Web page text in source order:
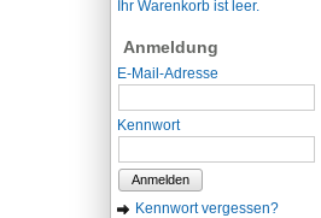
Ihr Warenkorb ist leer.
Anmeldung
E-Mail-Adresse
Kennwort
Anmelden
Kennwort vergessen?